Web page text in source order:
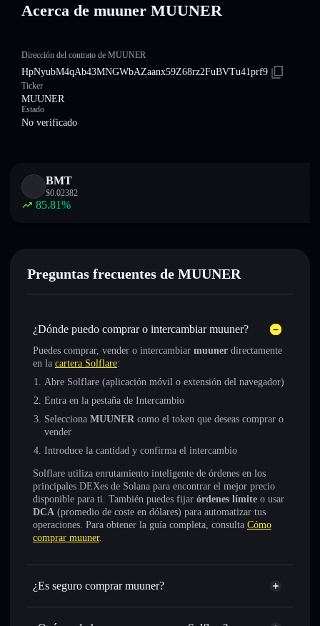
Acerca de muuner MUUNER
Dirección del contrato de MUUNER
HpNyubM4qAb43MNGWbAZaanx59Z68rz2FuBVTu41prf9
Ticker
MUUNER
Estado
No verificado
BMT
$0.02382
85.81%
Preguntas frecuentes de MUUNER
¿Dónde puedo comprar o intercambiar muuner?
Puedes comprar, vender o intercambiar muuner directamente
en la cartera Solflare:
Abre Solflare (aplicación móvil o extensión del navegador)
Entra en la pestaña de Intercambio
Selecciona MUUNER como el token que deseas comprar o
vender
Introduce la cantidad y confirma el intercambio
Solflare utiliza enrutamiento inteligente de órdenes en los
principales DEXes de Solana para encontrar el mejor precio
disponible para ti. También puedes fijar órdenes límite o usar
DCA (promedio de coste en dólares) para automatizar tus
operaciones. Para obtener la guía completa, consulta Cómo
comprar muuner.
¿Es seguro comprar muuner?
muuner no está verificado